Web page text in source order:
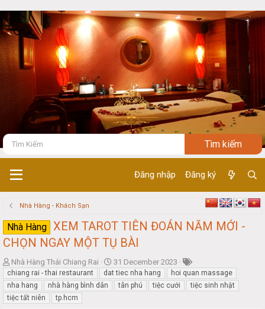
Đăng nhập Đăng ký
Nhà Hàng - Khách Sạn
Nhà Hàng
XEM TAROT TIÊN ĐOÁN NĂM MỚI -
CHỌN NGAY MỘT TỤ BÀI
T
h
r
e
a
Nhà Hàng Thái Chiang Rai
S
t
a
r
31 December 2023
chiang rai - thai restaurant dat tiec nha hang
hoi quan massage
nha hang
nhà hàng bình dân tân phú tiệc cưới
tiệc sinh nhật
tiệc tất niên
tp.hcm